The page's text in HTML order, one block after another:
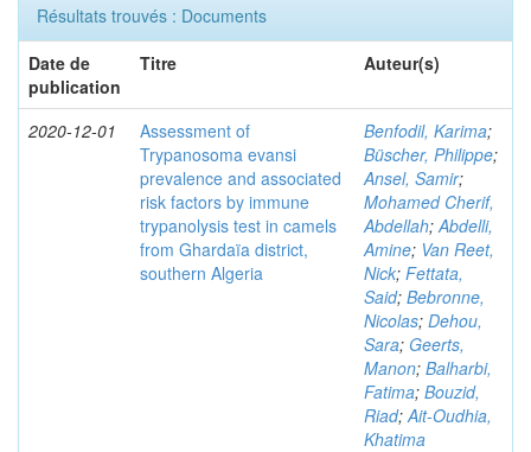
Résultats trouvés : Documents
Date de
publication
Titre Auteur(s)
2020-12-01
Assessment of
Trypanosoma evansi
prevalence and associated
risk factors by immune
trypanolysis test in camels
from Ghardaïa district,
southern Algeria
Benfodil, Karima;
Büscher, Philippe;
Ansel, Samir;
Mohamed Cherif,
Abdellah;Abdelli,
Amine; Van Reet,
Nick; Fettata,
Said; Bebronne,
Nicolas; Dehou,
Sara; Geerts,
Manon; Balharbi,
Fatima; Bouzid,
Riad;Ait-Oudhia,
Khatima